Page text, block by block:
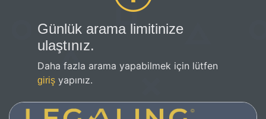
Günlük arama limitinize
ulaştınız.
Daha fazla arama yapabilmek için lütfen
giriş yapınız.